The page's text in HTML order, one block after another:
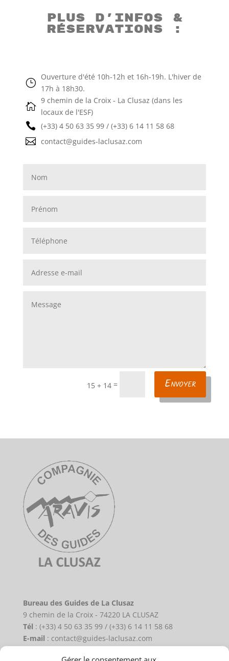
Plus d’infos &
réservations :
}
Ouverture d'été 10h-12h et 16h-19h. L'hiver de
17h à 18h30.

9 chemin de la Croix - La Clusaz (dans les
locaux de l'ESF)
 (+33) 4 50 63 35 99 / (+33) 6 14 11 58 68
 contact@guides-laclusaz.com
15 + 14 = Envoyer
Bureau des Guides de La Clusaz
9 chemin de la Croix - 74220 LA CLUSAZ
Tél : (+33) 4 50 63 35 99 / (+33) 6 14 11 58 68
E-mail : contact@guides-laclusaz.com